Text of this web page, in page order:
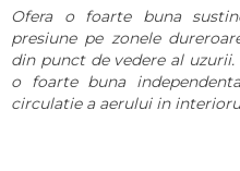
Ofera o foarte buna
presiune pe zonele
din punct de vedere al
o foarte buna
circulatie a aerului in